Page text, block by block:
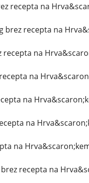
recepta na
brez recepta na
na
na
na
na
na
recepta na